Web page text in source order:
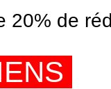
20% de